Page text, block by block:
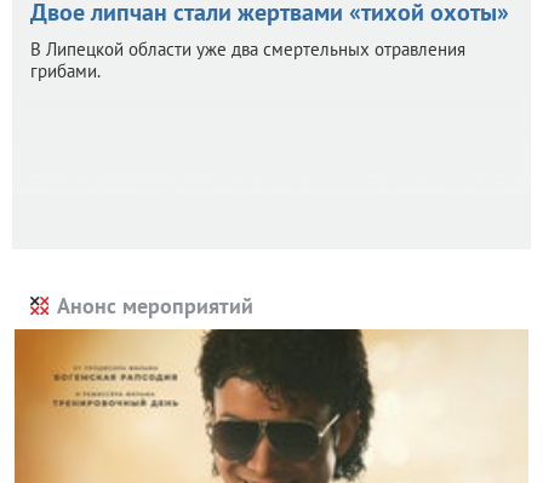
Двое липчан стали жертвами «тихой охоты»
В Липецкой области уже два смертельных отравления
грибами.
Анонс мероприятий